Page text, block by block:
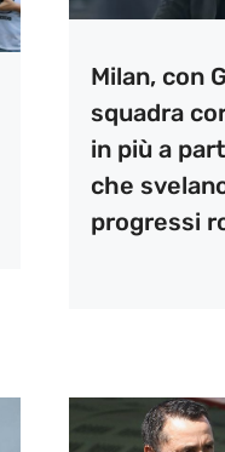
Milan, con
squadra
in più a
che
progressi